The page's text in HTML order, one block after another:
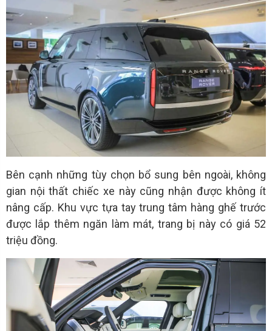
Bên cạnh những tùy chọn bổ sung bên ngoài, không
gian nội thất chiếc xe này cũng nhận được không ít
nâng cấp. Khu vực tựa tay trung tâm hàng ghế trước
được lắp thêm ngăn làm mát, trang bị này có giá 52
triệu đồng.